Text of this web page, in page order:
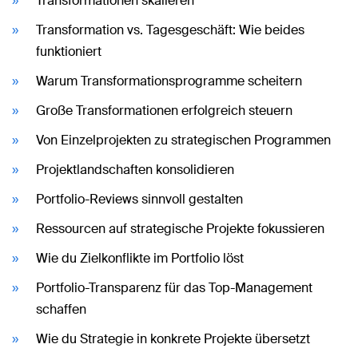
Transformation vs. Tagesgeschäft: Wie beides
funktioniert
Warum Transformationsprogramme scheitern
Große Transformationen erfolgreich steuern
Von Einzelprojekten zu strategischen Programmen
Projektlandschaften konsolidieren
Portfolio-Reviews sinnvoll gestalten
Ressourcen auf strategische Projekte fokussieren
Wie du Zielkonflikte im Portfolio löst
Portfolio-Transparenz für das Top-Management
schaffen
Wie du Strategie in konkrete Projekte übersetzt